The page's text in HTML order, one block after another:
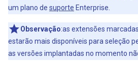
um plano de suporte Enterprise.
Observação:as extensões
estarão mais disponíveis para seleção
as versões implantadas no momento